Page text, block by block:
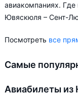
авиакомпаниях.
Ювяскюля – Сент-
Посмотреть все
Самые
Авиабилеты